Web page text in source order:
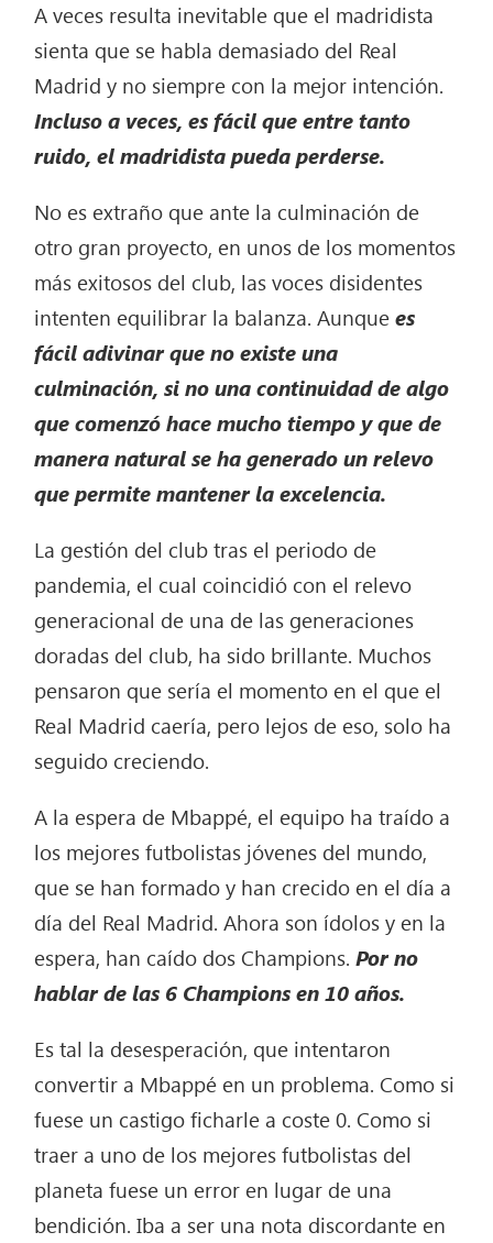
A veces resulta inevitable que el madridista
sienta que se habla demasiado del Real
Madrid y no siempre con la mejor intención.
Incluso a veces, es fácil que entre tanto
ruido, el madridista pueda perderse.
No es extraño que ante la culminación de
otro gran proyecto, en unos de los momentos
más exitosos del club, las voces disidentes
intenten equilibrar la balanza. Aunquees
fácil adivinar que no existe una
culminación, si no una continuidad de algo
que comenzó hace mucho tiempo y que de
manera natural se ha generado un relevo
que permite mantener la excelencia.
La gestión del club tras el periodo de
pandemia, el cual coincidió con el relevo
generacional de una de las generaciones
doradas del club, ha sido brillante. Muchos
pensaron que sería el momento en el que el
Real Madrid caería, pero lejos de eso, solo ha
seguido creciendo.
A la espera de Mbappé, el equipo ha traído a
los mejores futbolistas jóvenes del mundo,
que se han formado y han crecido en el día a
día del Real Madrid. Ahora son ídolos y en la
espera, han caído dos Champions.Por no
hablar de las 6 Champions en 10 años.
Es tal la desesperación, que intentaron
convertir a Mbappé en un problema. Como si
fuese un castigo ficharle a coste 0. Como si
traer a uno de los mejores futbolistas del
planeta fuese un error en lugar de una
bendición. Iba a ser una nota discordante en